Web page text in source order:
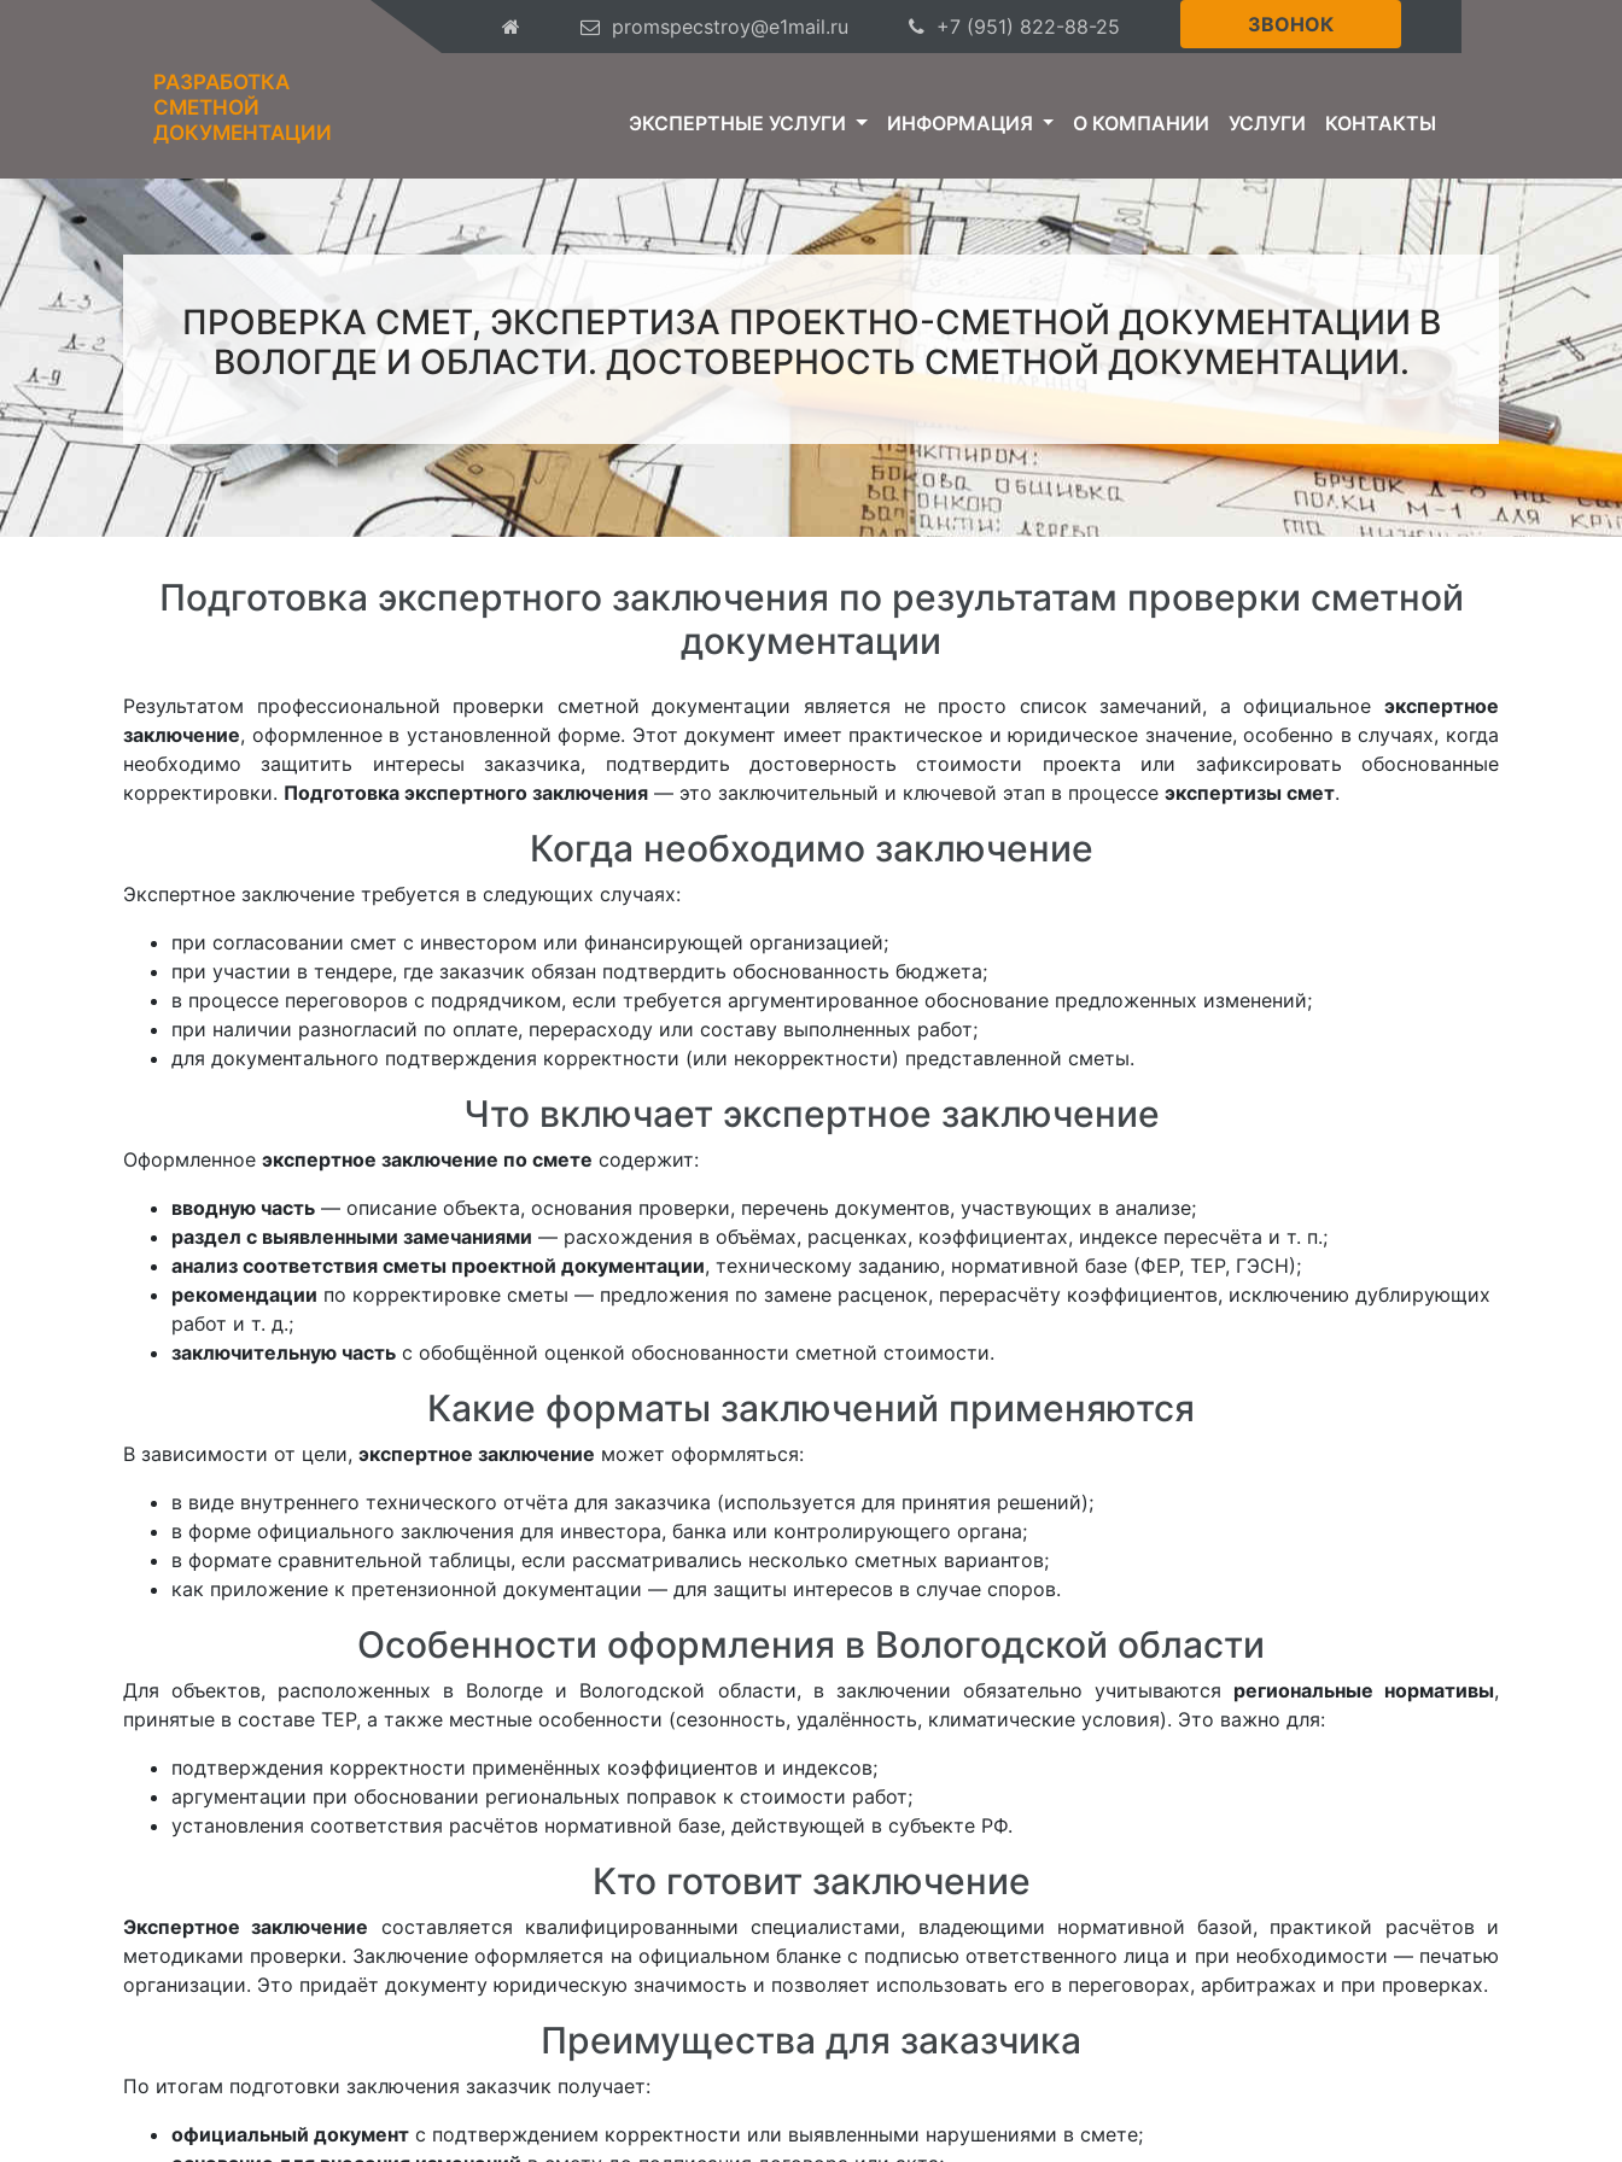
promspecstroy@e1mail.ru +7 (951) 822-88-25 ЗВОНОК
РАЗРАБОТКА
СМЕТНОЙ
ДОКУМЕНТАЦИИ
ЭКСПЕРТНЫЕ УСЛУГИ ИНФОРМАЦИЯ О КОМПАНИИ УСЛУГИ КОНТАКТЫ
ПРОВЕРКА СМЕТ, ЭКСПЕРТИЗА ПРОЕКТНО-СМЕТНОЙ ДОКУМЕНТАЦИИ В
ВОЛОГДЕ И ОБЛАСТИ. ДОСТОВЕРНОСТЬ СМЕТНОЙ ДОКУМЕНТАЦИИ.
Подготовка экспертного заключения по результатам проверки сметной
документации
Результатом профессиональной проверки сметной документации является не просто список замечаний, а официальное экспертное
заключение, оформленное в установленной форме. Этот документ имеет практическое и юридическое значение, особенно в случаях, когда
необходимо защитить интересы заказчика, подтвердить достоверность стоимости проекта или зафиксировать обоснованные
корректировки. Подготовка экспертного заключения — это заключительный и ключевой этап в процессе экспертизы смет.
Когда необходимо заключение
Экспертное заключение требуется в следующих случаях:
при согласовании смет с инвестором или финансирующей организацией;
при участии в тендере, где заказчик обязан подтвердить обоснованность бюджета;
в процессе переговоров с подрядчиком, если требуется аргументированное обоснование предложенных изменений;
при наличии разногласий по оплате, перерасходу или составу выполненных работ;
для документального подтверждения корректности (или некорректности) представленной сметы.
Что включает экспертное заключение
Оформленное экспертное заключение по смете содержит:
вводную часть — описание объекта, основания проверки, перечень документов, участвующих в анализе;
раздел с выявленными замечаниями — расхождения в объёмах, расценках, коэффициентах, индексе пересчёта и т. п.;
анализ соответствия сметы проектной документации, техническому заданию, нормативной базе (ФЕР, ТЕР, ГЭСН);
рекомендации по корректировке сметы — предложения по замене расценок, перерасчёту коэффициентов, исключению дублирующих
работ и т. д.;
заключительную часть с обобщённой оценкой обоснованности сметной стоимости.
Какие форматы заключений применяются
В зависимости от цели, экспертное заключение может оформляться:
в виде внутреннего технического отчёта для заказчика (используется для принятия решений);
в форме официального заключения для инвестора, банка или контролирующего органа;
в формате сравнительной таблицы, если рассматривались несколько сметных вариантов;
как приложение к претензионной документации — для защиты интересов в случае споров.
Особенности оформления в Вологодской области
Для объектов, расположенных в Вологде и Вологодской области, в заключении обязательно учитываются региональные нормативы,
принятые в составе ТЕР, а также местные особенности (сезонность, удалённость, климатические условия). Это важно для:
подтверждения корректности применённых коэффициентов и индексов;
аргументации при обосновании региональных поправок к стоимости работ;
установления соответствия расчётов нормативной базе, действующей в субъекте РФ.
Кто готовит заключение
Экспертное заключение составляется квалифицированными специалистами, владеющими нормативной базой, практикой расчётов и
методиками проверки. Заключение оформляется на официальном бланке с подписью ответственного лица и при необходимости — печатью
организации. Это придаёт документу юридическую значимость и позволяет использовать его в переговорах, арбитражах и при проверках.
Преимущества для заказчика
По итогам подготовки заключения заказчик получает:
официальный документ с подтверждением корректности или выявленными нарушениями в смете;